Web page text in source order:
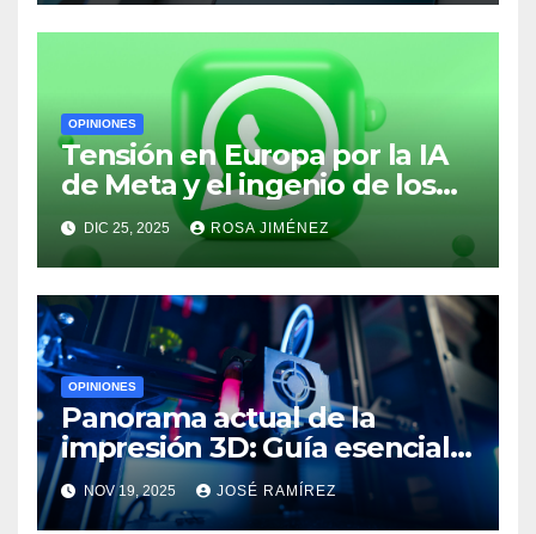
OPINIONES
Tensión en Europa por la IA
de Meta y el ingenio de los
usuarios para duplicar
sesiones en WhatsApp
DIC 25, 2025 ROSA JIMÉNEZ
OPINIONES
Panorama actual de la
impresión 3D: Guía esencial y
la llegada de la nueva
Photon P1
NOV 19, 2025 JOSÉ RAMÍREZ